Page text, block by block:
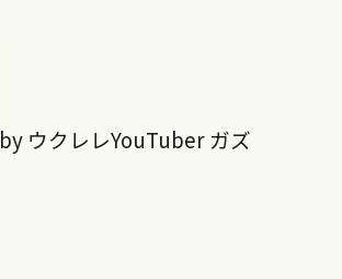
by ウクレレYouTuber ガズ